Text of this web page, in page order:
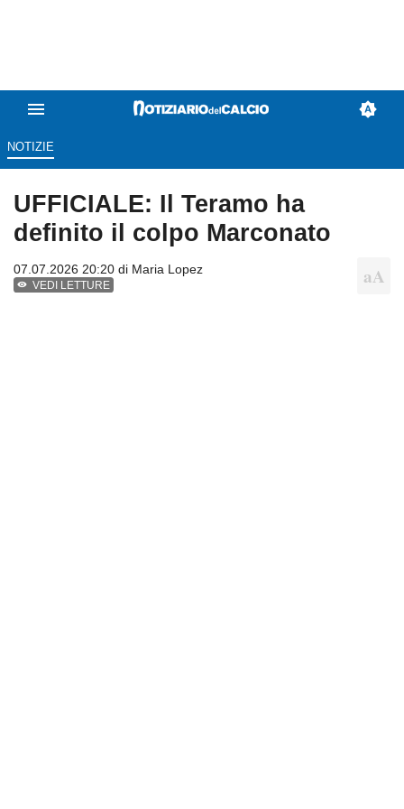
NOTIZIE
UFFICIALE: Il Teramo ha
definito il colpo Marconato
07.07.2026 20:20 di Maria Lopez
VEDI LETTURE